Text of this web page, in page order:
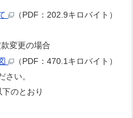
（PDF：202.9キロバイト）
変更の場合
（PDF：470.1キロバイト）
い。
のとおり